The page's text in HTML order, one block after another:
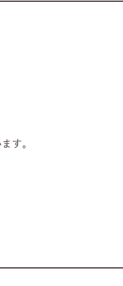
す。